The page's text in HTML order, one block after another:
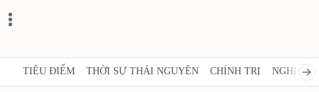
TIÊU ĐIỂM THỜI SỰ THÁI NGUYÊN CHÍNH TRỊ NGHỊ